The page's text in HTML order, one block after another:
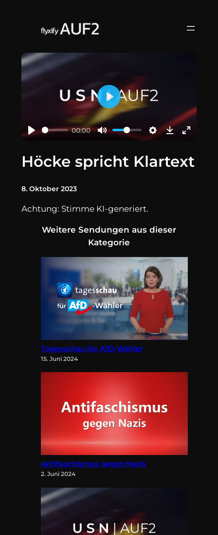
springen
00:00
Play
Höcke spricht Klartext
8. Oktober 2023
Achtung: Stimme KI-generiert.
Weitere Sendungen aus dieser
Kategorie
Tagesschau für AfD-Wähler
15. Juni 2024
Antifaschismus gegen Nazis
2. Juni 2024